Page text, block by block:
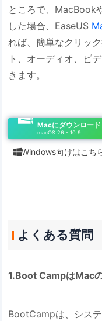
ところで、MacBook
した場合、EaseUS
れば、簡単なクリッ
ト、オーディオ、ビ
きます。
Macにダウンロード
macOS 26 - 10.9
Windows向けはこち
よくある質問
1.Boot CampはMac
BootCampは、シス